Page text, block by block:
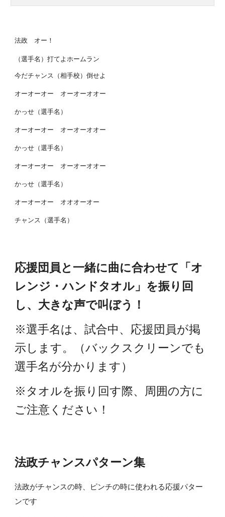
法政 オー！
（選手名）打てよホームラン
今だチャンス（相手校）倒せよ
オーオーオー オーオーオオー
かっせ（選手名）
オーオーオー オーオーオオー
かっせ（選手名）
オーオーオー オーオーオオー
かっせ（選手名）
オーオーオー オオオーオー
チャンス（選手名）
応援団員と一緒に曲に合わせて「オ
レンジ・ハンドタオル」を振り回
し、大きな声で叫ぼう！
※選手名は、試合中、応援団員が掲
示します。（バックスクリーンでも
選手名が分かります）
※タオルを振り回す際、周囲の方に
ご注意ください！
法政チャンスパターン集
法政がチャンスの時、ピンチの時に使われる応援パター
ンです